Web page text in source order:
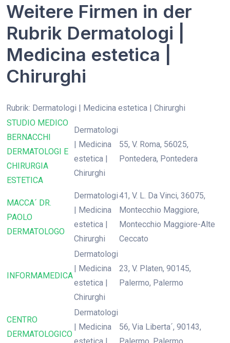
Weitere Firmen in der
Rubrik Dermatologi |
Medicina estetica |
Chirurghi
Rubrik: Dermatologi | Medicina estetica | Chirurghi
STUDIO MEDICO
BERNACCHI
DERMATOLOGI E
CHIRURGIA
ESTETICA
Dermatologi
| Medicina
estetica |
Chirurghi
55, V. Roma, 56025,
Pontedera, Pontedera
MACCA´ DR.
PAOLO
DERMATOLOGO
Dermatologi
| Medicina
estetica |
Chirurghi
41, V. L. Da Vinci, 36075,
Montecchio Maggiore,
Montecchio Maggiore-Alte
Ceccato
INFORMAMEDICA
Dermatologi
| Medicina
estetica |
Chirurghi
23, V. Platen, 90145,
Palermo, Palermo
CENTRO
DERMATOLOGICO
Dermatologi
| Medicina
56, Via Liberta´, 90143,